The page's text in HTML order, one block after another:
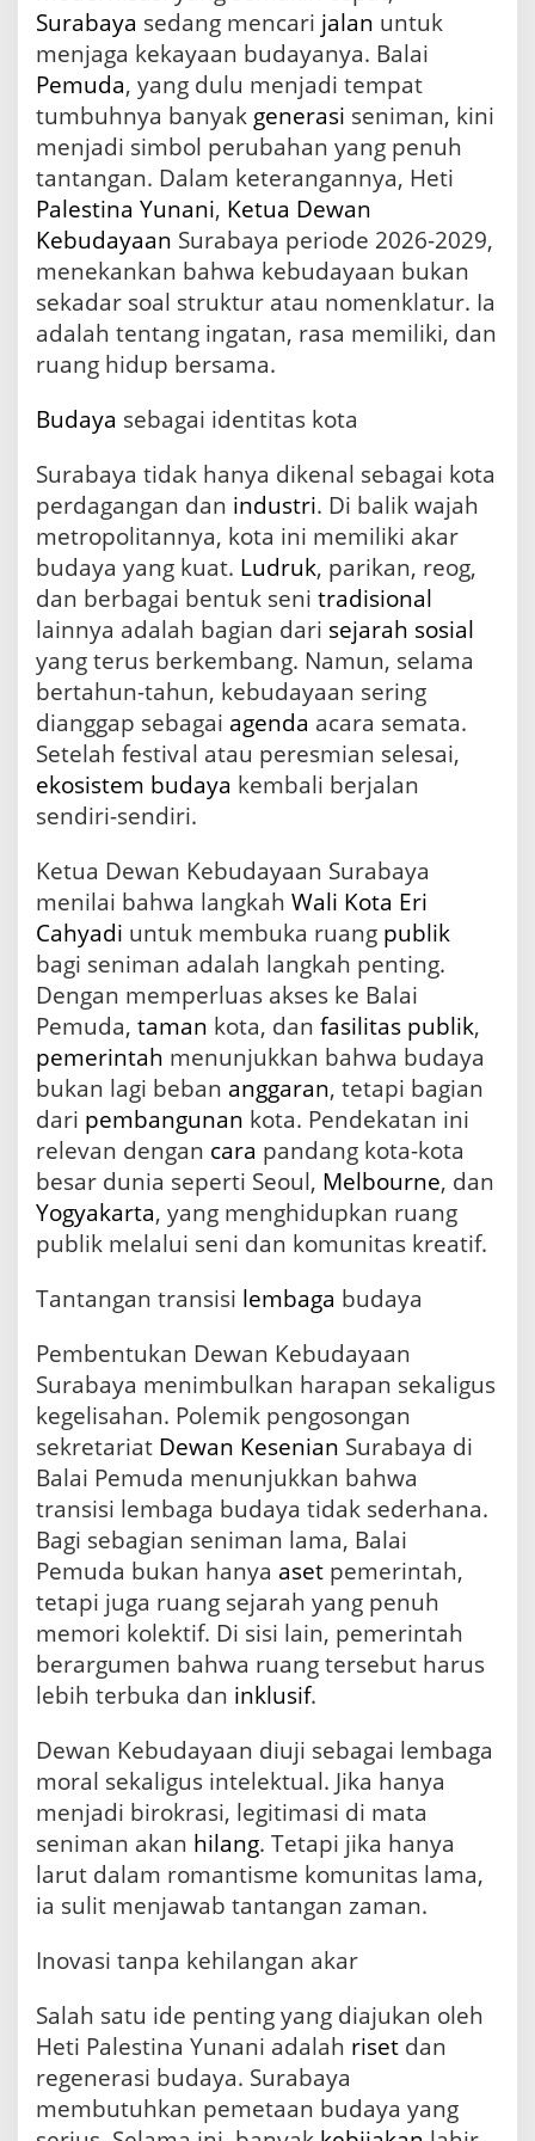
a
u
n
u
k
J
w
a
K
t
a
w
n
Surabaya sedang mencari jalan untuk
menjaga kekayaan budayanya. Balai
Pemuda, yang dulu menjadi tempat
tumbuhnya banyak generasi seniman, kini
menjadi simbol perubahan yang penuh
tantangan. Dalam keterangannya, Heti
Palestina Yunani, Ketua Dewan
Kebudayaan Surabaya periode 2026-2029,
menekankan bahwa kebudayaan bukan
sekadar soal struktur atau nomenklatur. Ia
adalah tentang ingatan, rasa memiliki, dan
ruang hidup bersama.
Budaya sebagai identitas kota
Surabaya tidak hanya dikenal sebagai kota
perdagangan dan industri. Di balik wajah
metropolitannya, kota ini memiliki akar
budaya yang kuat. Ludruk, parikan, reog,
dan berbagai bentuk seni tradisional
lainnya adalah bagian dari sejarah sosial
yang terus berkembang. Namun, selama
bertahun-tahun, kebudayaan sering
dianggap sebagai agenda acara semata.
Setelah festival atau peresmian selesai,
ekosistem budaya kembali berjalan
sendiri-sendiri.
Ketua Dewan Kebudayaan Surabaya
menilai bahwa langkah Wali Kota Eri
Cahyadi untuk membuka ruang publik
bagi seniman adalah langkah penting.
Dengan memperluas akses ke Balai
Pemuda, taman kota, dan fasilitas publik,
pemerintah menunjukkan bahwa budaya
bukan lagi beban anggaran, tetapi bagian
dari pembangunan kota. Pendekatan ini
relevan dengan cara pandang kota-kota
besar dunia seperti Seoul, Melbourne, dan
Yogyakarta, yang menghidupkan ruang
publik melalui seni dan komunitas kreatif.
Tantangan transisi lembaga budaya
Pembentukan Dewan Kebudayaan
Surabaya menimbulkan harapan sekaligus
kegelisahan. Polemik pengosongan
sekretariat Dewan Kesenian Surabaya di
Balai Pemuda menunjukkan bahwa
transisi lembaga budaya tidak sederhana.
Bagi sebagian seniman lama, Balai
Pemuda bukan hanya aset pemerintah,
tetapi juga ruang sejarah yang penuh
memori kolektif. Di sisi lain, pemerintah
berargumen bahwa ruang tersebut harus
lebih terbuka dan inklusif.
Dewan Kebudayaan diuji sebagai lembaga
moral sekaligus intelektual. Jika hanya
menjadi birokrasi, legitimasi di mata
seniman akan hilang. Tetapi jika hanya
larut dalam romantisme komunitas lama,
ia sulit menjawab tantangan zaman.
Inovasi tanpa kehilangan akar
Salah satu ide penting yang diajukan oleh
Heti Palestina Yunani adalah riset dan
regenerasi budaya. Surabaya
membutuhkan pemetaan budaya yang